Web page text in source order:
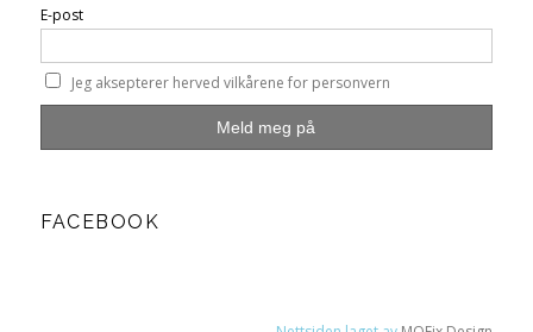
E-post
Jeg aksepterer herved vilkårene for personvern
FACEBOOK